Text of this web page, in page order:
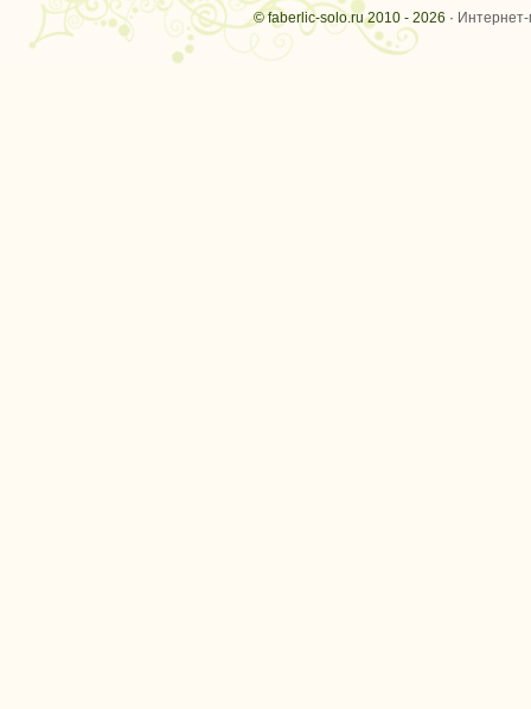
© faberlic-solo.ru 2010 - 2026 ·